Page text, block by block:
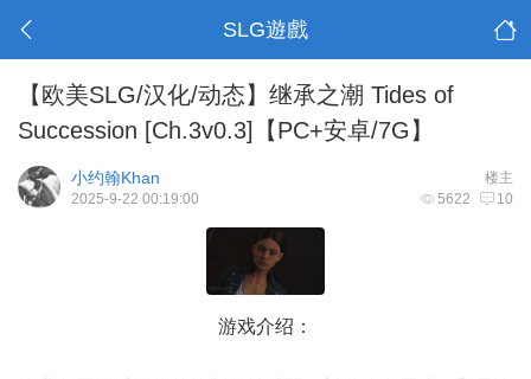
SLG遊戲
【欧美SLG/汉化/动态】继承之潮 Tides of
Succession [Ch.3v0.3]【PC+安卓/7G】
楼主
小约翰Khan
5622 10
2025-9-22 00:19:00
游戏介绍：